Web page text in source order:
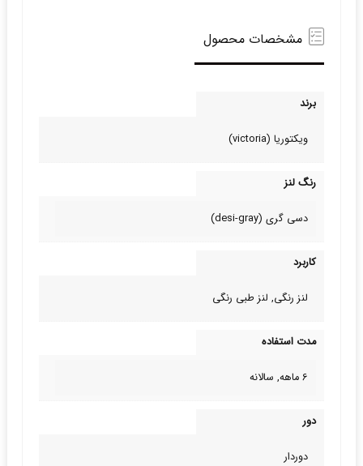
مشخصات محصول
برند
ویکتوریا (victoria)
رنگ لنز
دسی گری (desi-gray)
کاربرد
لنز رنگی, لنز طبی‌ رنگی
مدت استفاده
6 ماهه, سالانه
دور
دوردار